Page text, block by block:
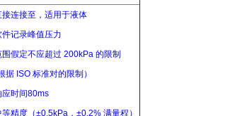
接连接至，适用于液体
件记录峰值压力
围假定不应超过 200kPa 的限制
据 ISO 标准对的限制）
应时间80ms
等精度（±0.5kPa，±0.2% 满量程）